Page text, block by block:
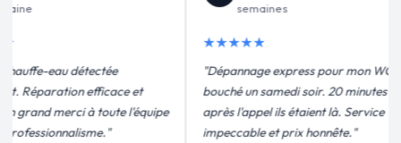
pour mon WC
soir. 20 minutes
là. Service
honnête."
semaines
★★★★★
"Remplacement de mon chauffe-eau en
moins de 2h. Équipe très pro, devis
conforme, chantier propre. Je
recommande vivement."